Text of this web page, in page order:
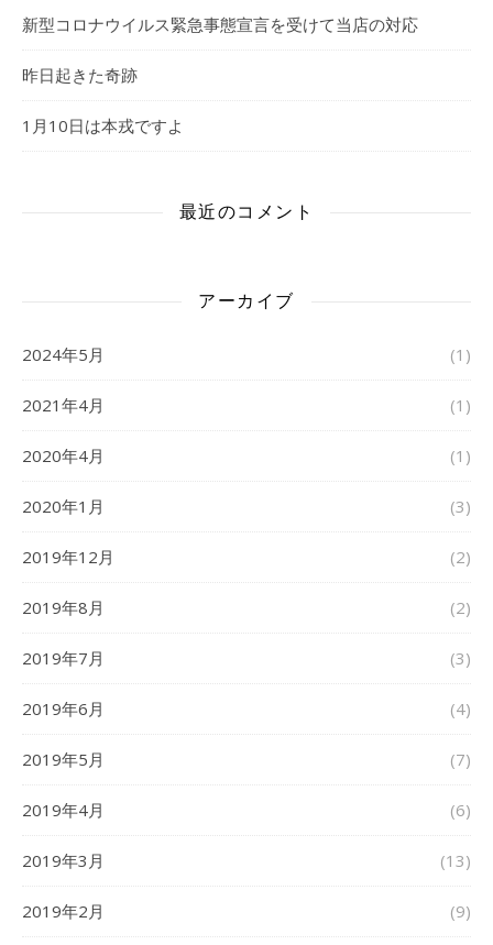
新型コロナウイルス緊急事態宣言を受けて当店の対応
昨日起きた奇跡
1月10日は本戎ですよ
最近のコメント
アーカイブ
2024年5月 (1)
2021年4月 (1)
2020年4月 (1)
2020年1月 (3)
2019年12月 (2)
2019年8月 (2)
2019年7月 (3)
2019年6月 (4)
2019年5月 (7)
2019年4月 (6)
2019年3月 (13)
2019年2月 (9)